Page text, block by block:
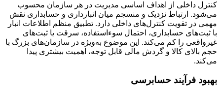
کنترل داخلی از اهداف اساسی مدیریت در هر سازمان محسوب
می‌شود. ارتباط نزدیک و منسجم میان انبارداری و حسابداری نقش
مهمی در تقویت کنترل‌های داخلی دارد. تطبیق منظم اطلاعات انبار
با ثبت‌های حسابداری، احتمال سوءاستفاده، سرقت یا ثبت‌های
غیرواقعی را کم می‌کند. این موضوع به‌ویژه در سازمان‌های بزرگ با
حجم بالای کالا و گردش مالی قابل توجه، اهمیت بیشتری پیدا
می‌کند.
بهبود فرآیند حسابرسی